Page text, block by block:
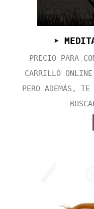
➤
PRECIO PARA
CARRILLO
PERO ADEMÁS, TE